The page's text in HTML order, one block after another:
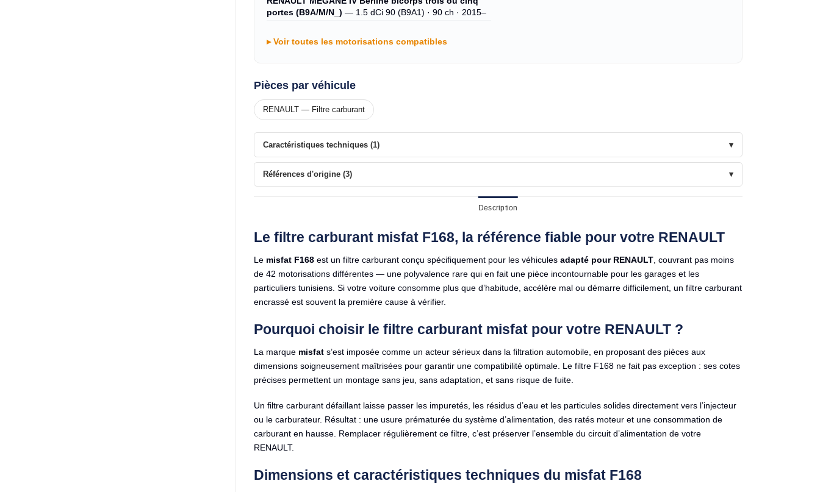
portes (B9A/M/N_) — 1.5 dCi 90 (B9A1) · 90 ch · 2015–
Voir toutes les motorisations compatibles
Pièces par véhicule
RENAULT — Filtre carburant
Caractéristiques techniques (1)
Références d'origine (3)
Description
Le filtre carburant misfat F168, la référence fiable pour votre RENAULT
Le misfat F168est un filtre carburant conçu spécifiquement pour les véhicules adapté pour RENAULT, couvrant pas moins
de 42 motorisations différentes — une polyvalence rare qui en fait une pièce incontournable pour les garages et les
particuliers tunisiens. Si votre voiture consomme plus que d’habitude, accélère mal ou démarre difficilement, un filtre carburant
encrassé est souvent la première cause à vérifier.
Pourquoi choisir le filtre carburant misfat pour votre RENAULT ?
La marque misfats’est imposée comme un acteur sérieux dans la filtration automobile, en proposant des pièces aux
dimensions soigneusement maîtrisées pour garantir une compatibilité optimale. Le filtre F168 ne fait pas exception : ses cotes
précises permettent un montage sans jeu, sans adaptation, et sans risque de fuite.
Un filtre carburant défaillant laisse passer les impuretés, les résidus d’eau et les particules solides directement vers l’injecteur
ou le carburateur. Résultat : une usure prématurée du système d’alimentation, des ratés moteur et une consommation de
carburant en hausse. Remplacer régulièrement ce filtre, c’est préserver l’ensemble du circuit d’alimentation de votre
RENAULT.
Dimensions et caractéristiques techniques du misfat F168